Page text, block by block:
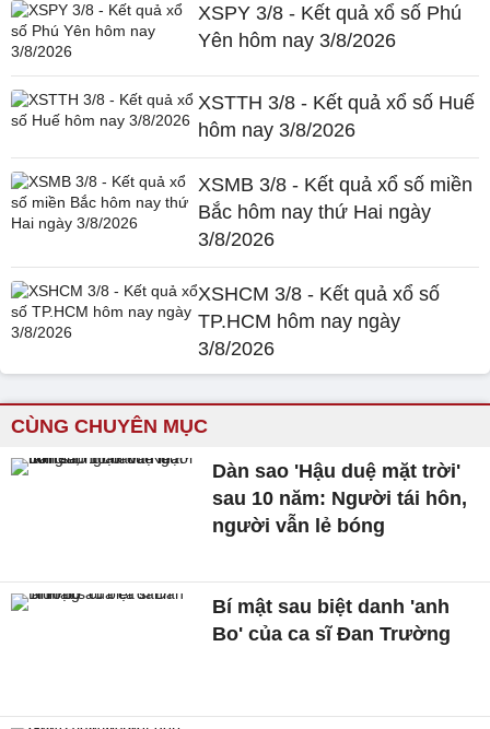
XSPY 3/8 - Kết quả xổ số Phú
Yên hôm nay 3/8/2026
XSTTH 3/8 - Kết quả xổ số Huế
hôm nay 3/8/2026
XSMB 3/8 - Kết quả xổ số miền
Bắc hôm nay thứ Hai ngày
3/8/2026
XSHCM 3/8 - Kết quả xổ số
TP.HCM hôm nay ngày
3/8/2026
CÙNG CHUYÊN MỤC
Dàn sao 'Hậu duệ mặt trời'
sau 10 năm: Người tái hôn,
người vẫn lẻ bóng
Bí mật sau biệt danh 'anh
Bo' của ca sĩ Đan Trường